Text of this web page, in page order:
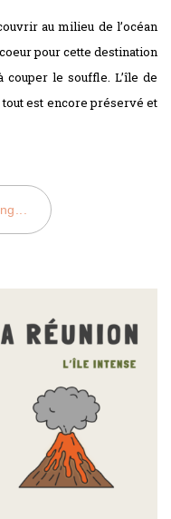
au milieu de l’océan
pour cette destination
couper le souffle. L’île de
est encore préservé et